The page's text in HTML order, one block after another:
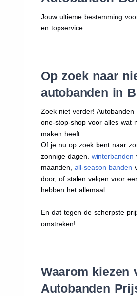
Jouw ultieme bestemming
en topservice
Op zoek naar
autobanden in
Zoek niet verder! Autobanden
one-stop-shop voor alles wat
maken heeft.
Of je nu op zoek bent naar
zonnige dagen, winterbanden
maanden, all-season banden
door, of stalen velgen voor
hebben het allemaal.
En dat tegen de scherpste
omstreken!
Waarom kiezen
Autobanden